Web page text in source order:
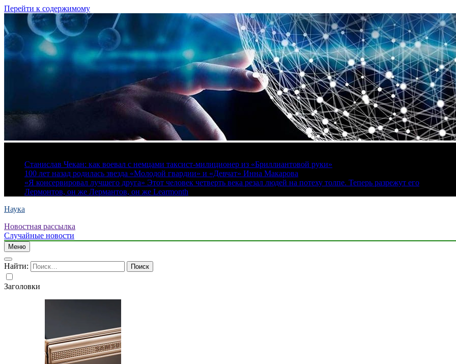
Перейти к содержимому
Станислав Чекан: как воевал с немцами таксист-милиционер из «Бриллиантовой руки»
100 лет назад родилась звезда «Молодой гвардии» и «Девчат» Инна Макарова
«Я консервировал лучшего друга» Этот человек четверть века резал людей на потеху толпе. Теперь разрежут его
Лермонтов, он же Лермантов, он же Learmonth
Наука
Новостная рассылка
Случайные новости
Меню
Найти:
Заголовки